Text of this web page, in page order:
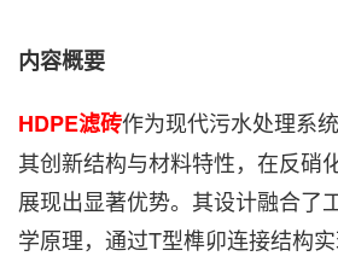
内容概要
HDPE滤砖作为现代污水处理系
其创新结构与材料特性，在反硝
展现出显著优势。其设计融合了
学原理，通过T型榫卯连接结构